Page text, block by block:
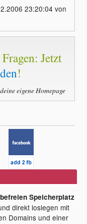
23:20:04 von
Jetzt
!
eigene Homepage
Speicherplatz
direkt loslegen mit
Domains und einer